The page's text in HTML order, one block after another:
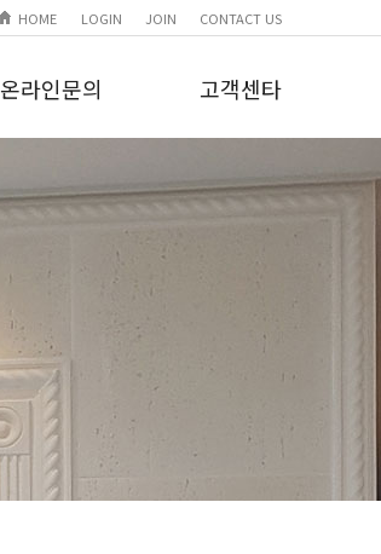
HOME LOGIN JOIN CONTACT US
온라인문의 고객센타